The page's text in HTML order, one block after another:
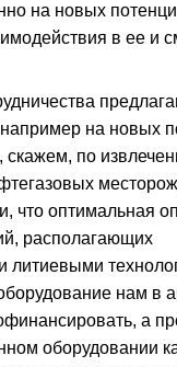
на новых
в ее и
например на новых
скажем, по
что оптимальная
располагающих
литиевыми
нам в
а
оборудовании